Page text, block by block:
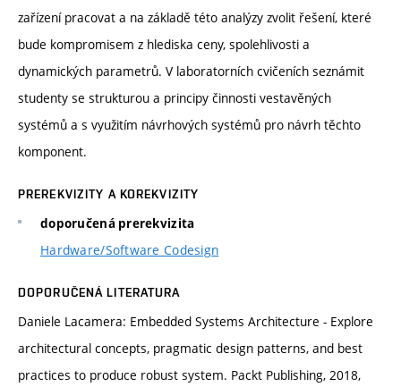
zařízení pracovat a na základě této analýzy zvolit řešení, které
bude kompromisem z hlediska ceny, spolehlivosti a
dynamických parametrů. V laboratorních cvičeních seznámit
studenty se strukturou a principy činnosti vestavěných
systémů a s využitím návrhových systémů pro návrh těchto
komponent.
PREREKVIZITY A KOREKVIZITY
doporučená prerekvizita
Hardware/Software Codesign
DOPORUČENÁ LITERATURA
Daniele Lacamera: Embedded Systems Architecture - Explore
architectural concepts, pragmatic design patterns, and best
practices to produce robust system. Packt Publishing, 2018,